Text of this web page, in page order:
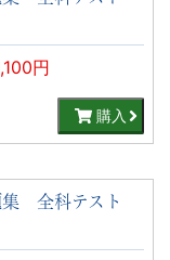
円
購入
集 全科テスト